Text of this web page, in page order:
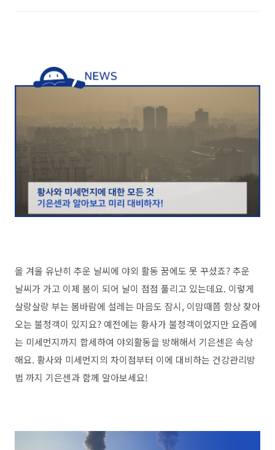
올 겨울 유난히 추운 날씨에 야외 활동 꿈에도 못 꾸셨죠? 추운
날씨가 가고 이제 봄이 되어 날이 점점 풀리고 있는데요. 이렇게
살랑살랑 부는 봄바람에 설레는 마음도 잠시, 이맘때쯤 항상 찾아
오는 불청객이 있지요? 예전에는 황사가 불청객이었지만 요즘에
는 미세먼지까지 합세하여 야외활동을 방해해서 기은센은 속상
해요. 황사와 미세먼지의 차이점부터 이에 대비하는 건강관리방
법 까지 기은센과 함께 알아보세요!